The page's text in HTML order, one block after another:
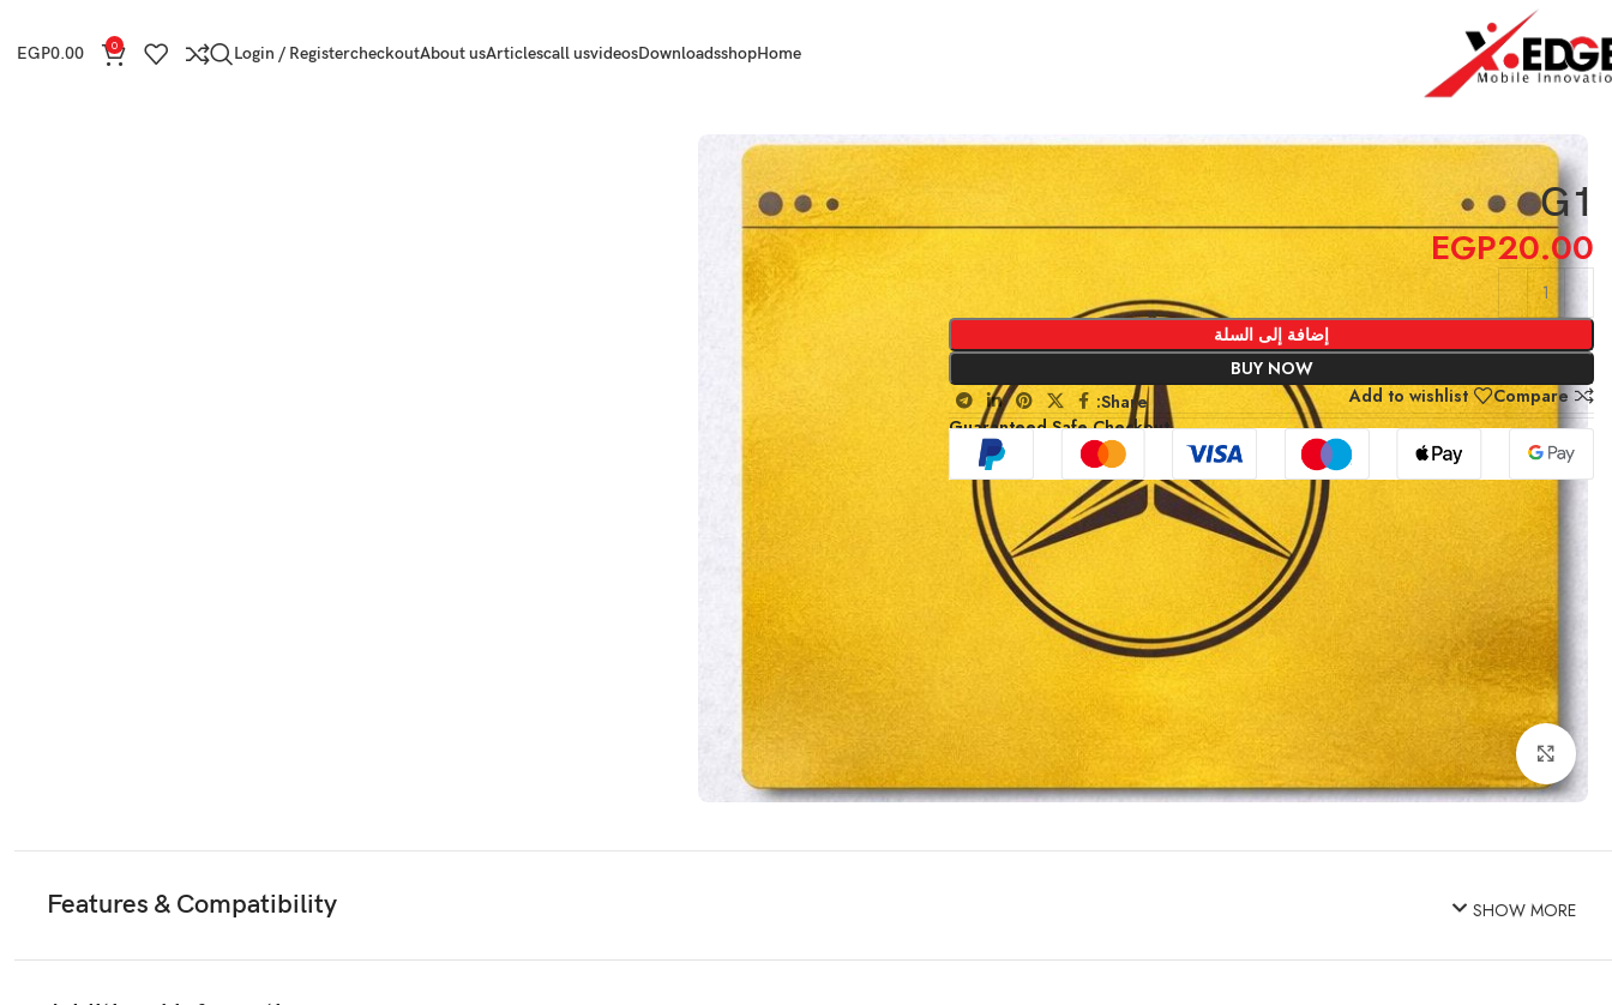
Home
shop
Downloads
videos
call us
Articles
About us
checkout
Login / Register
0
EGP0.00
الرئيسية Gold
G1
Click to enlarge
G1
EGP20.00
إضافة إلى السلة
BUY NOW
Compare
Add to wishlist
Share:
Guaranteed Safe Checkout
Features & Compatibility SHOW MORE